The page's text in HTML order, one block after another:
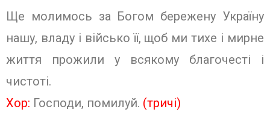
Ще молимось за Богом бережену Україну
нашу, владу і військо її, щоб ми тихе і мирне
життя прожили у всякому благочесті і
чистоті.
Хор: Господи, помилуй. (тричі)